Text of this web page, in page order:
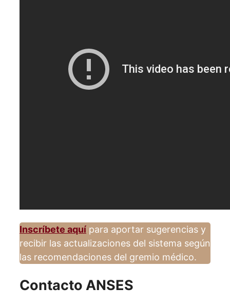
Inscríbete aquí para aportar sugerencias y
recibir las actualizaciones del sistema según
las recomendaciones del gremio médico.
Contacto ANSES